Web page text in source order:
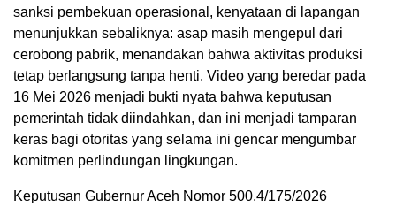
sanksi pembekuan operasional, kenyataan di lapangan
menunjukkan sebaliknya: asap masih mengepul dari
cerobong pabrik, menandakan bahwa aktivitas produksi
tetap berlangsung tanpa henti. Video yang beredar pada
16 Mei 2026 menjadi bukti nyata bahwa keputusan
pemerintah tidak diindahkan, dan ini menjadi tamparan
keras bagi otoritas yang selama ini gencar mengumbar
komitmen perlindungan lingkungan.
Keputusan Gubernur Aceh Nomor 500.4/175/2026